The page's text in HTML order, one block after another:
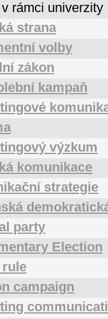
rámci univerzity
strana
volby
zákon
kampaň
výzkum
komunikace
strategie
party
Election
rule
campaign